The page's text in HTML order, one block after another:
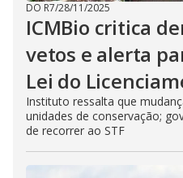
DO R7/28/11/2025
ICMBio critica
vetos e alerta
Lei do
Instituto ressalta que
unidades de conservação;
de recorrer ao STF